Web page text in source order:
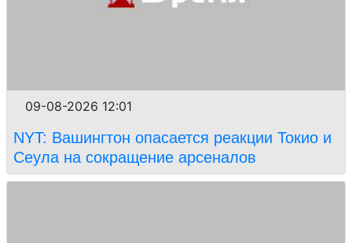
09-08-2026 12:01
NYT: Вашингтон опасается реакции Токио и
Сеула на сокращение арсеналов